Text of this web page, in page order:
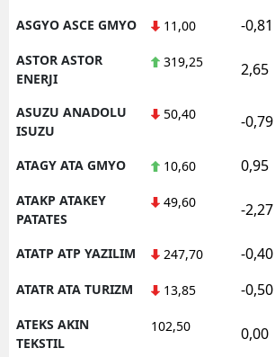
ASGYO ASCE GMYO 11,00 -0,81
ASTOR ASTOR
ENERJI
319,25 2,65
ASUZU ANADOLU
ISUZU
50,40 -0,79
ATAGY ATA GMYO 10,60 0,95
ATAKP ATAKEY
PATATES
49,60 -2,27
ATATP ATP YAZILIM 247,70 -0,40
ATATR ATA TURIZM 13,85 -0,50
ATEKS AKIN
TEKSTIL
102,50 0,00